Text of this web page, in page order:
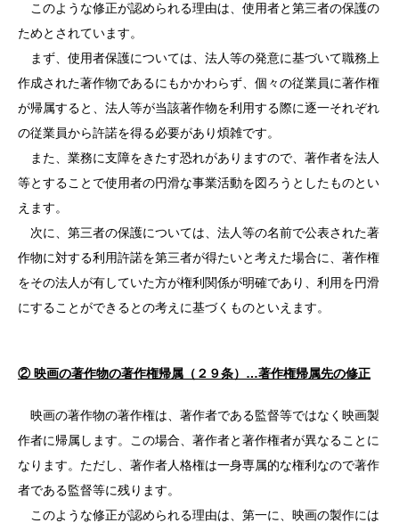
このような修正が認められる理由は、使用者と第三者の保護の
ためとされています。
まず、使用者保護については、法人等の発意に基づいて職務上
作成された著作物であるにもかかわらず、個々の従業員に著作権
が帰属すると、法人等が当該著作物を利用する際に逐一それぞれ
の従業員から許諾を得る必要があり煩雑です。
また、業務に支障をきたす恐れがありますので、著作者を法人
等とすることで使用者の円滑な事業活動を図ろうとしたものとい
えます。
次に、第三者の保護については、法人等の名前で公表された著
作物に対する利用許諾を第三者が得たいと考えた場合に、著作権
をその法人が有していた方が権利関係が明確であり、利用を円滑
にすることができるとの考えに基づくものといえます。
② 映画の著作物の著作権帰属（２９条）…著作権帰属先の修正
映画の著作物の著作権は、著作者である監督等ではなく映画製
作者に帰属します。この場合、著作者と著作権者が異なることに
なります。ただし、著作者人格権は一身専属的な権利なので著作
者である監督等に残ります。
このような修正が認められる理由は、第一に、映画の製作には